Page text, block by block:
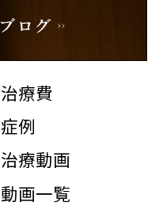
治療費
症例
治療動画
動画一覧